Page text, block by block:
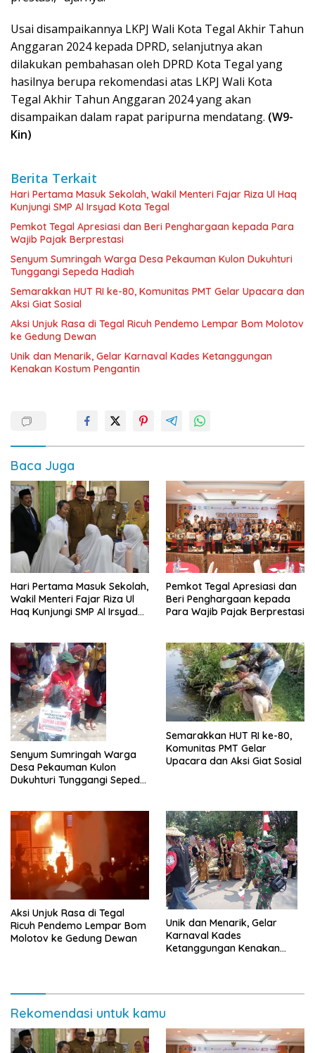
Usai disampaikannya LKPJ Wali Kota Tegal Akhir Tahun
Anggaran 2024 kepada DPRD, selanjutnya akan
dilakukan pembahasan oleh DPRD Kota Tegal yang
hasilnya berupa rekomendasi atas LKPJ Wali Kota
Tegal Akhir Tahun Anggaran 2024 yang akan
disampaikan dalam rapat paripurna mendatang. (W9-
Kin)
Berita Terkait
Hari Pertama Masuk Sekolah, Wakil Menteri Fajar Riza Ul Haq
Kunjungi SMP Al Irsyad Kota Tegal
Pemkot Tegal Apresiasi dan Beri Penghargaan kepada Para
Wajib Pajak Berprestasi
Senyum Sumringah Warga Desa Pekauman Kulon Dukuhturi
Tunggangi Sepeda Hadiah
Semarakkan HUT RI ke-80, Komunitas PMT Gelar Upacara dan
Aksi Giat Sosial
Aksi Unjuk Rasa di Tegal Ricuh Pendemo Lempar Bom Molotov
ke Gedung Dewan
Unik dan Menarik, Gelar Karnaval Kades Ketanggungan
Kenakan Kostum Pengantin
Baca Juga
Hari Pertama Masuk Sekolah,
Wakil Menteri Fajar Riza Ul
Haq Kunjungi SMP Al Irsyad
Pemkot Tegal Apresiasi dan
Beri Penghargaan kepada
Para Wajib Pajak Berprestasi
Senyum Sumringah Warga
Desa Pekauman Kulon
Dukuhturi Tunggangi Sepeda
Semarakkan HUT RI ke-80,
Komunitas PMT Gelar
Upacara dan Aksi Giat Sosial
Aksi Unjuk Rasa di Tegal
Ricuh Pendemo Lempar Bom
Molotov ke Gedung Dewan
Unik dan Menarik, Gelar
Karnaval Kades
Ketanggungan Kenakan
Rekomendasi untuk kamu